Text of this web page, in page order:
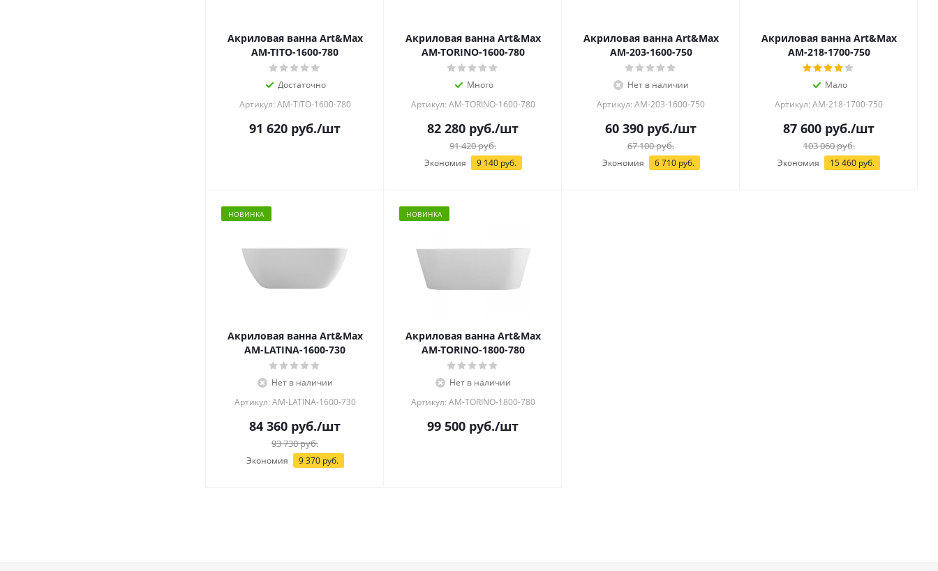
Акриловая ванна Art&Max
AM-TITO-1600-780
Достаточно
Артикул: AM-TITO-1600-780
91 620 руб./шт
Акриловая ванна Art&Max
AM-TORINO-1600-780
Много
Артикул: AM-TORINO-1600-780
82 280 руб./шт
91 420руб.
Экономия 9 140руб.
Акриловая ванна Art&Max
AM-203-1600-750
Нет в наличии
Артикул: AM-203-1600-750
60 390 руб./шт
67 100руб.
Экономия 6 710руб.
Акриловая ванна Art&Max
AM-218-1700-750
Мало
Артикул: AM-218-1700-750
87 600 руб./шт
103 060руб.
Экономия 15 460 руб.
НОВИНКА
Акриловая ванна Art&Max
AM-LATINA-1600-730
Нет в наличии
Артикул: AM-LATINA-1600-730
84 360 руб./шт
93 730руб.
Экономия 9 370руб.
НОВИНКА
Акриловая ванна Art&Max
AM-TORINO-1800-780
Нет в наличии
Артикул: AM-TORINO-1800-780
99 500 руб./шт